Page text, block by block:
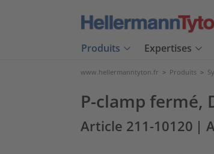
Produits Expertises
www.hellermanntyton.fr > Produits >
P-clamp fermé,
Article 211-10120 |